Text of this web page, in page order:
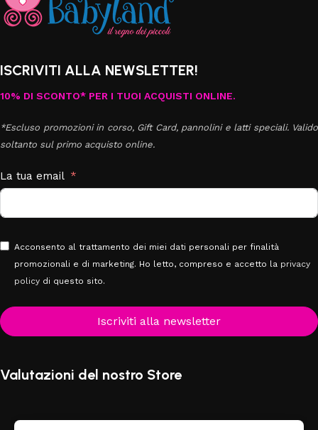
ISCRIVITI ALLA NEWSLETTER!
10% DI SCONTO* PER I TUOI ACQUISTI ONLINE.
*Escluso promozioni in corso, Gift Card, pannolini e latti speciali. Valido
soltanto sul primo acquisto online.
La tua email
Acconsento al trattamento dei miei dati personali per finalità
promozionali e di marketing. Ho letto, compreso e accetto la privacy
policy di questo sito.
Iscriviti alla newsletter
Valutazioni del nostro Store